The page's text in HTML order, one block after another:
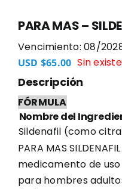
PARA MAS –
Vencimiento: 08/
USD $65.00 Sin
Descripción
FÓRMULA
Nombre del
Sildenafil (como
PARA MAS
medicamento de
para hombres